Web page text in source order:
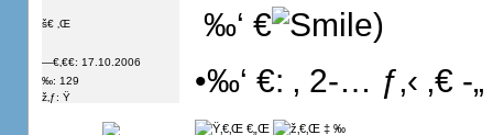
š€ ‚Œ
—€‚€€: 17.10.2006
‰: 129
ž‚ƒ: Ÿ
 ‰‘ €
)
•‰‘ €: ‚ 2-… ƒ‚‹ ‚€ -„